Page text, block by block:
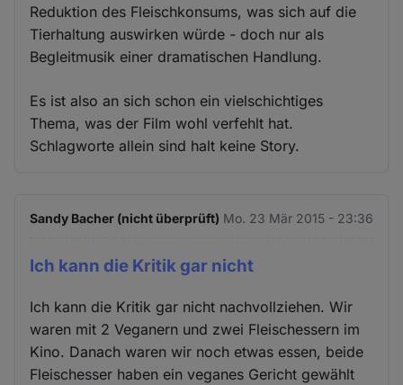
Reduktion des Fleischkonsums, was sich auf die
Tierhaltung auswirken würde - doch nur als
Begleitmusik einer dramatischen Handlung.
Es ist also an sich schon ein vielschichtiges
Thema, was der Film wohl verfehlt hat.
Schlagworte allein sind halt keine Story.
Sandy Bacher (nicht überprüft) Mo. 23 Mär 2015 - 23:36
Ich kann die Kritik gar nicht
Ich kann die Kritik gar nicht nachvollziehen. Wir
waren mit 2 Veganern und zwei Fleischessern im
Kino. Danach waren wir noch etwas essen, beide
Fleischesser haben ein veganes Gericht gewählt